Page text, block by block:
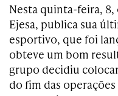
Nesta quinta-feira,
Ejesa, publica sua
esportivo, que foi
obteve um bom
grupo decidiu
do fim das